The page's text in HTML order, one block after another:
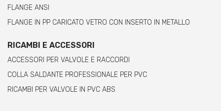
FLANGE ANSI
FLANGE IN PP CARICATO VETRO CON INSERTO IN METALLO
RICAMBI E ACCESSORI
ACCESSORI PER VALVOLE E RACCORDI
COLLA SALDANTE PROFESSIONALE PER PVC
RICAMBI PER VALVOLE IN PVC ABS